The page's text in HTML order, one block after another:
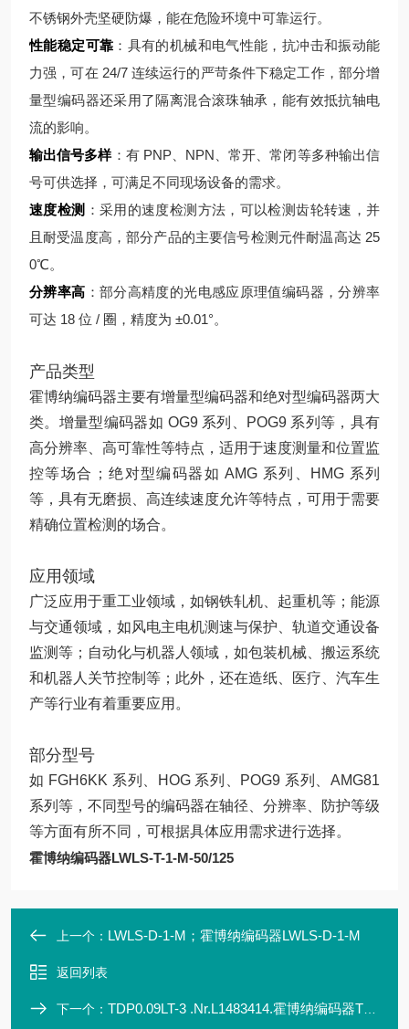
不锈钢外壳坚硬防爆，能在危险环境中可靠运行。
性能稳定可靠 ：具有的机械和电气性能，抗冲击和振动能
力强，可在 24/7 连续运行的严苛条件下稳定工作，部分增
量型编码器还采用了隔离混合滚珠轴承，能有效抵抗轴电
流的影响。
输出信号多样：有 PNP、NPN、常开、常闭等多种输出信
号可供选择，可满足不同现场设备的需求。
速度检测 ：采用的速度检测方法，可以检测齿轮转速，并
且耐受温度高，部分产品的主要信号检测元件耐温高达 25
0℃。
分辨率高 ：部分高精度的光电感应原理值编码器，分辨率
可达 18 位 / 圈，精度为 ±0.01°。
产品类型
霍博纳编码器主要有增量型编码器和绝对型编码器两大
类。增量型编码器如 OG9 系列、POG9 系列等，具有
高分辨率、高可靠性等特点，适用于速度测量和位置监
控等场合；绝对型编码器如 AMG 系列、HMG 系列
等，具有无磨损、高连续速度允许等特点，可用于需要
精确位置检测的场合。
应用领域
广泛应用于重工业领域，如钢铁轧机、起重机等；能源
与交通领域，如风电主电机测速与保护、轨道交通设备
监测等；自动化与机器人领域，如包装机械、搬运系统
和机器人关节控制等；此外，还在造纸、医疗、汽车生
产等行业有着重要应用。
部分型号
如 FGH6KK 系列、HOG 系列、POG9 系列、AMG81
系列等，不同型号的编码器在轴径、分辨率、防护等级
等方面有所不同，可根据具体应用需求进行选择。
霍博纳编码器LWLS-T-1-M-50/125
上一个： LWLS-D-1-M；霍博纳编码器LWLS-D-1-M
返回列表
下一个： TDP0.09LT-3 .Nr.L1483414.霍博纳编码器TDP0.09LT-3 Ser.Nr.L1483414